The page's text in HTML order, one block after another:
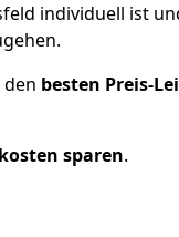
individuell ist
besten Preis-
sparen.